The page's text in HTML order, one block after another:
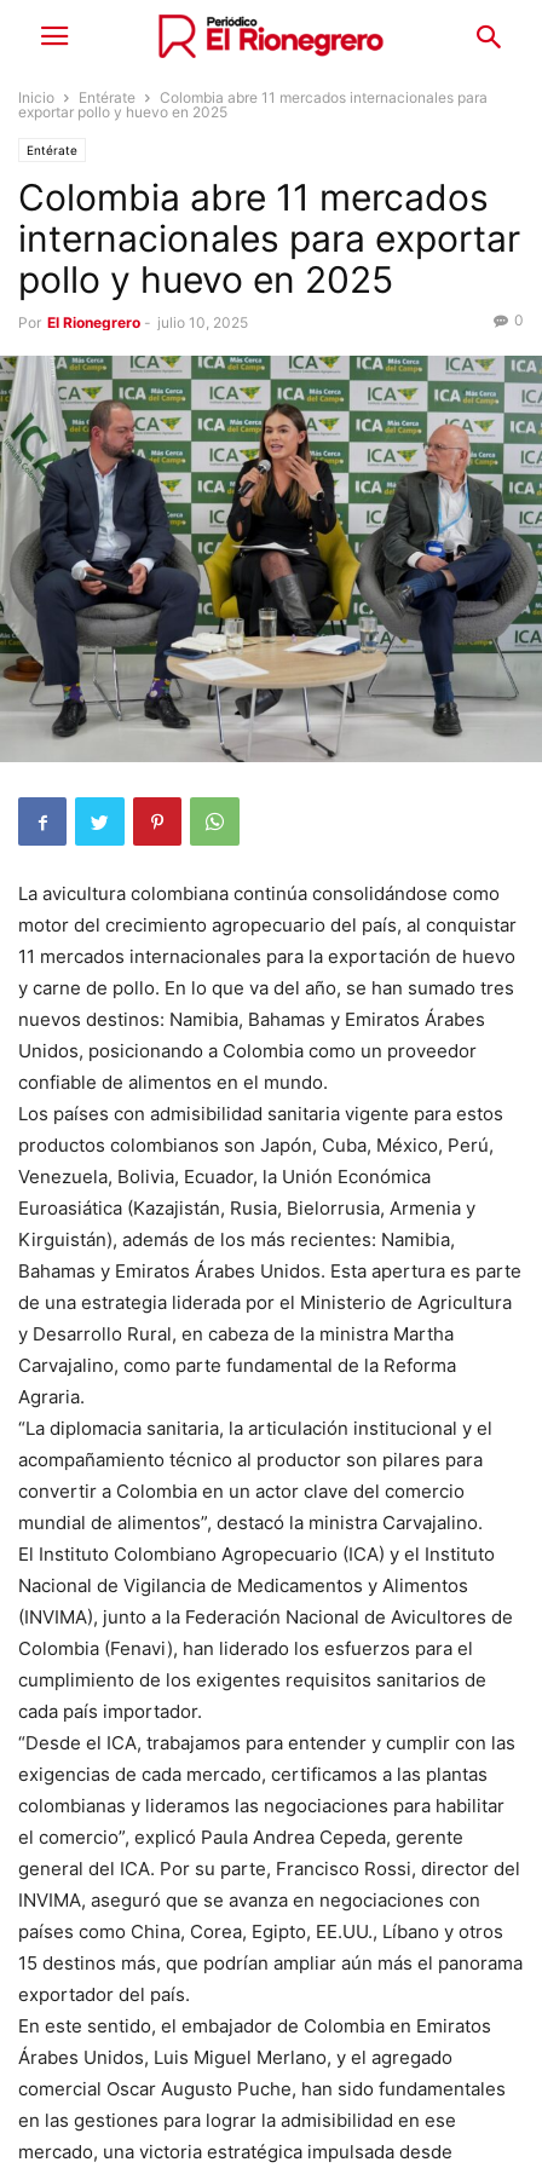
Inicio Entérate
Colombia abre 11 mercados internacionales para
exportar pollo y huevo en 2025
Entérate
Colombia abre 11 mercados
internacionales para exportar
pollo y huevo en 2025
Por El Rionegrero - julio 10, 2025 0
La avicultura colombiana continúa consolidándose como
motor del crecimiento agropecuario del país, al conquistar
11 mercados internacionales para la exportación de huevo
y carne de pollo. En lo que va del año, se han sumado tres
nuevos destinos: Namibia, Bahamas y Emiratos Árabes
Unidos, posicionando a Colombia como un proveedor
confiable de alimentos en el mundo.
Los países con admisibilidad sanitaria vigente para estos
productos colombianos son Japón, Cuba, México, Perú,
Venezuela, Bolivia, Ecuador, la Unión Económica
Euroasiática (Kazajistán, Rusia, Bielorrusia, Armenia y
Kirguistán), además de los más recientes: Namibia,
Bahamas y Emiratos Árabes Unidos. Esta apertura es parte
de una estrategia liderada por el Ministerio de Agricultura
y Desarrollo Rural, en cabeza de la ministra Martha
Carvajalino, como parte fundamental de la Reforma
Agraria.
“La diplomacia sanitaria, la articulación institucional y el
acompañamiento técnico al productor son pilares para
convertir a Colombia en un actor clave del comercio
mundial de alimentos”, destacó la ministra Carvajalino.
El Instituto Colombiano Agropecuario (ICA) y el Instituto
Nacional de Vigilancia de Medicamentos y Alimentos
(INVIMA), junto a la Federación Nacional de Avicultores de
Colombia (Fenavi), han liderado los esfuerzos para el
cumplimiento de los exigentes requisitos sanitarios de
cada país importador.
“Desde el ICA, trabajamos para entender y cumplir con las
exigencias de cada mercado, certificamos a las plantas
colombianas y lideramos las negociaciones para habilitar
el comercio”, explicó Paula Andrea Cepeda, gerente
general del ICA. Por su parte, Francisco Rossi, director del
INVIMA, aseguró que se avanza en negociaciones con
países como China, Corea, Egipto, EE.UU., Líbano y otros
15 destinos más, que podrían ampliar aún más el panorama
exportador del país.
En este sentido, el embajador de Colombia en Emiratos
Árabes Unidos, Luis Miguel Merlano, y el agregado
comercial Oscar Augusto Puche, han sido fundamentales
en las gestiones para lograr la admisibilidad en ese
mercado, una victoria estratégica impulsada desde